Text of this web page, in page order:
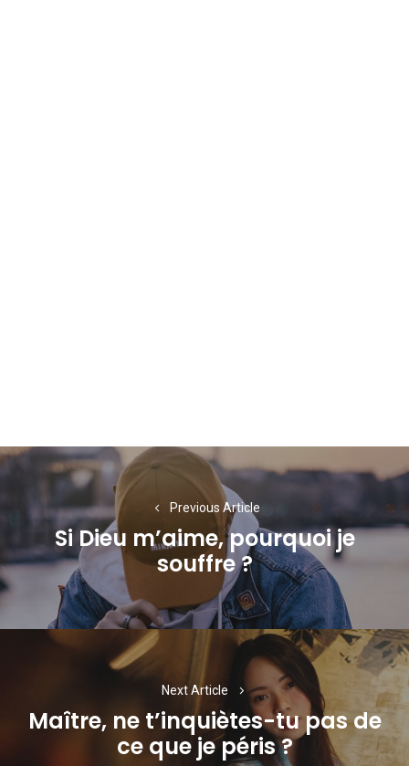
Navigation
l’article
Previous Article
Previous
post:
Si Dieu m’aime, pourquoi je
souffre ?
Next Article
Next
post:
Maître, ne t’inquiètes-tu pas de
ce que je péris ?